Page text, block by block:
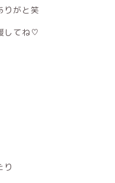
りがと笑
してね♡
り